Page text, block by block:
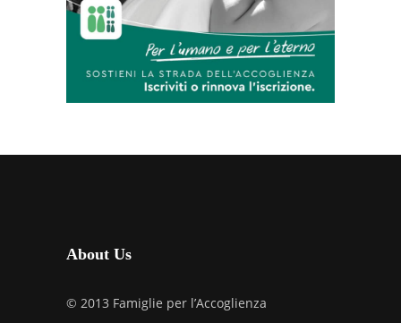
About Us
© 2013 Famiglie per l’Accoglienza